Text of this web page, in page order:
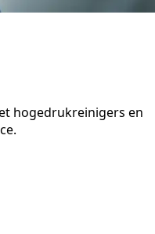
hogedrukreinigers en